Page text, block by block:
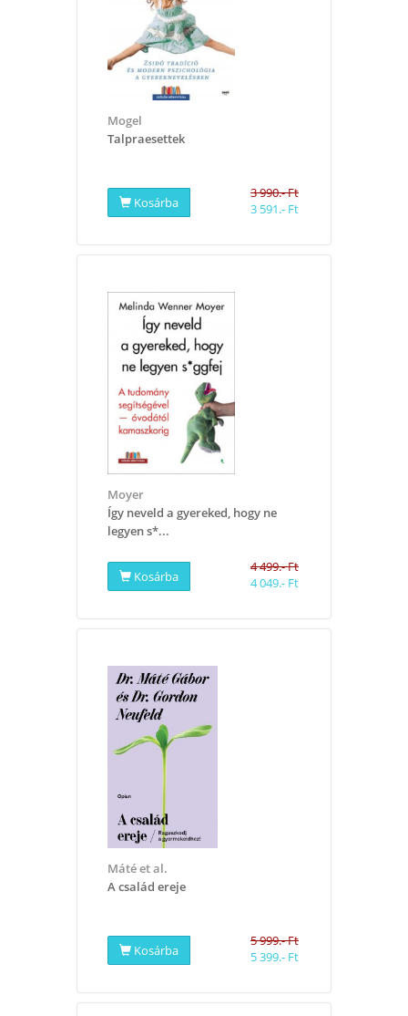
Mogel
Talpraesettek
Kosárba
3 990.- Ft
3 591.- Ft
Moyer
Így neveld a gyereked, hogy ne
legyen s*...
Kosárba
4 499.- Ft
4 049.- Ft
Máté et al.
A család ereje
Kosárba
5 999.- Ft
5 399.- Ft